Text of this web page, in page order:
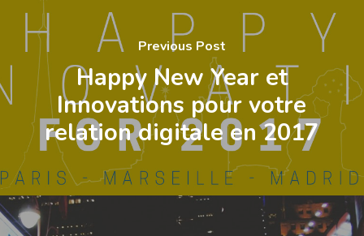
Previous Post
Happy New Year et
Innovations pour votre
relation digitale en 2017